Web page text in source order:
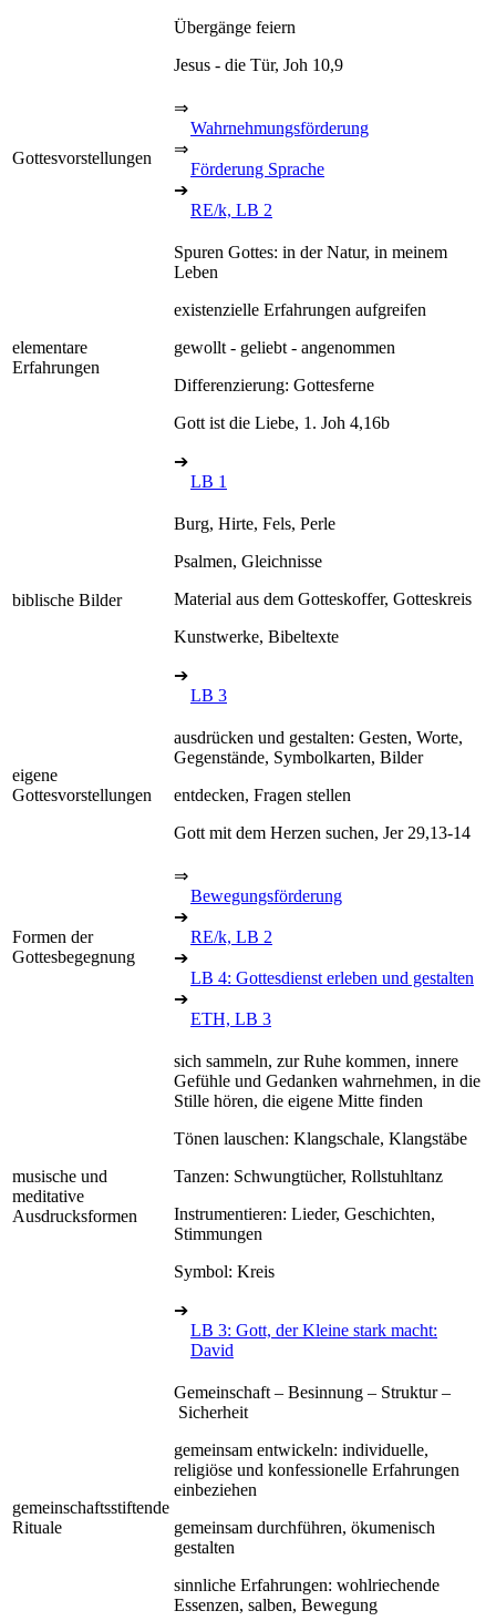
Übergänge feiern
Jesus - die Tür, Joh 10,9
Gottesvorstellungen
⇒
Wahrnehmungsförderung
⇒
Förderung Sprache
➔
RE/k, LB 2
elementare
Erfahrungen
Spuren Gottes: in der Natur, in meinem
Leben
existenzielle Erfahrungen aufgreifen
gewollt - geliebt - angenommen
Differenzierung: Gottesferne
Gott ist die Liebe, 1. Joh 4,16b
➔
LB 1
biblische Bilder
Burg, Hirte, Fels, Perle
Psalmen, Gleichnisse
Material aus dem Gotteskoffer, Gotteskreis
Kunstwerke, Bibeltexte
➔
LB 3
eigene
Gottesvorstellungen
ausdrücken und gestalten: Gesten, Worte,
Gegenstände, Symbolkarten, Bilder
entdecken, Fragen stellen
Gott mit dem Herzen suchen, Jer 29,13-14
Formen der
Gottesbegegnung
⇒
Bewegungsförderung
➔
RE/k, LB 2
➔
LB 4: Gottesdienst erleben und gestalten
➔
ETH, LB 3
musische und
meditative
Ausdrucksformen
sich sammeln, zur Ruhe kommen, innere
Gefühle und Gedanken wahrnehmen, in die
Stille hören, die eigene Mitte finden
Tönen lauschen: Klangschale, Klangstäbe
Tanzen: Schwungtücher, Rollstuhltanz
Instrumentieren: Lieder, Geschichten,
Stimmungen
Symbol: Kreis
➔
LB 3: Gott, der Kleine stark macht:
David
gemeinschaftsstiftende
Rituale
Gemeinschaft – Besinnung – Struktur –
Sicherheit
gemeinsam entwickeln: individuelle,
religiöse und konfessionelle Erfahrungen
einbeziehen
gemeinsam durchführen, ökumenisch
gestalten
sinnliche Erfahrungen: wohlriechende
Essenzen, salben, Bewegung